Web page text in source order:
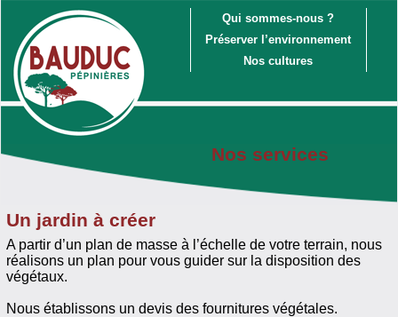
Un jardin à créer
A partir d’un plan de masse à l’échelle de votre terrain, nous
réalisons un plan pour vous guider sur la disposition des
végétaux.
Nous établissons un devis des fournitures végétales.
Nos services
Qui sommes-nous ?
Préserver l’environnement
Nos cultures